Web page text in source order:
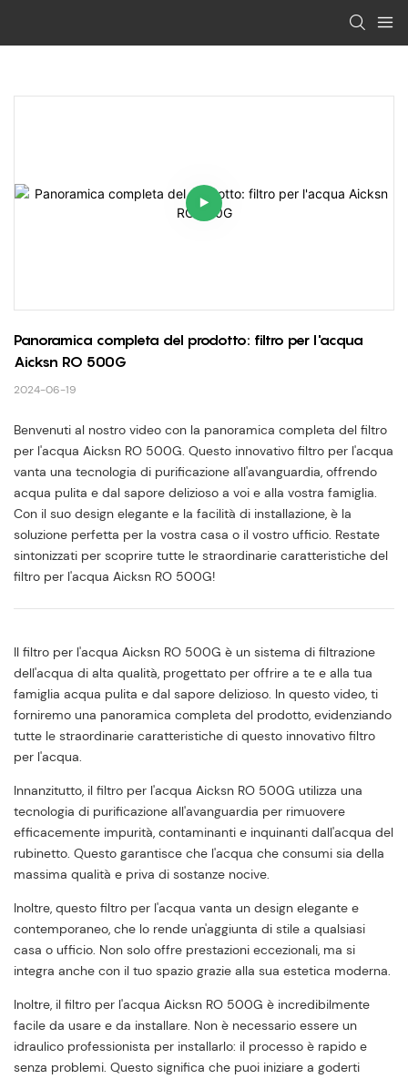
Panoramica completa del prodotto: filtro per l'acqua
Aicksn RO 500G
2024-06-19
Benvenuti al nostro video con la panoramica completa del filtro
per l'acqua Aicksn RO 500G. Questo innovativo filtro per l'acqua
vanta una tecnologia di purificazione all'avanguardia, offrendo
acqua pulita e dal sapore delizioso a voi e alla vostra famiglia.
Con il suo design elegante e la facilità di installazione, è la
soluzione perfetta per la vostra casa o il vostro ufficio. Restate
sintonizzati per scoprire tutte le straordinarie caratteristiche del
filtro per l'acqua Aicksn RO 500G!
Il filtro per l'acqua Aicksn RO 500G è un sistema di filtrazione
dell'acqua di alta qualità, progettato per offrire a te e alla tua
famiglia acqua pulita e dal sapore delizioso. In questo video, ti
forniremo una panoramica completa del prodotto, evidenziando
tutte le straordinarie caratteristiche di questo innovativo filtro
per l'acqua.
Innanzitutto, il filtro per l'acqua Aicksn RO 500G utilizza una
tecnologia di purificazione all'avanguardia per rimuovere
efficacemente impurità, contaminanti e inquinanti dall'acqua del
rubinetto. Questo garantisce che l'acqua che consumi sia della
massima qualità e priva di sostanze nocive.
Inoltre, questo filtro per l'acqua vanta un design elegante e
contemporaneo, che lo rende un'aggiunta di stile a qualsiasi
casa o ufficio. Non solo offre prestazioni eccezionali, ma si
integra anche con il tuo spazio grazie alla sua estetica moderna.
Inoltre, il filtro per l'acqua Aicksn RO 500G è incredibilmente
facile da usare e da installare. Non è necessario essere un
idraulico professionista per installarlo: il processo è rapido e
senza problemi. Questo significa che puoi iniziare a goderti